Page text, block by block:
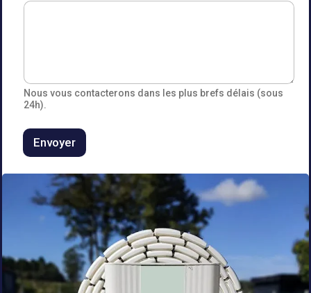
Nous vous contacterons dans les plus brefs délais (sous
24h).
Envoyer